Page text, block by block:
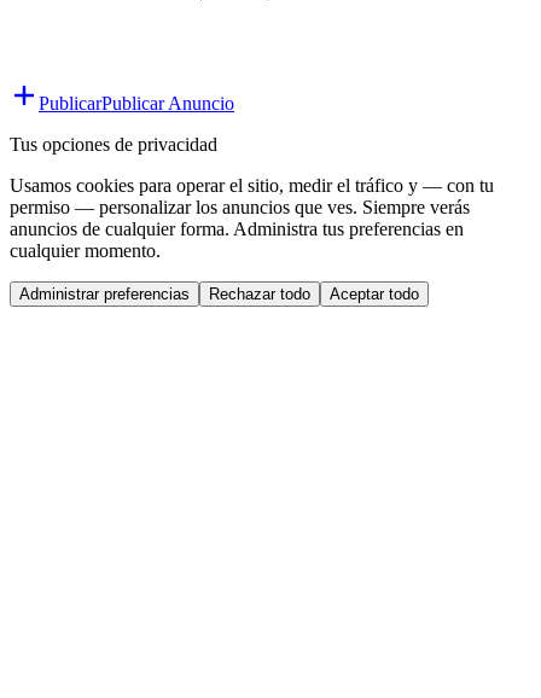
PublicarPublicar Anuncio
Tus opciones de privacidad
Usamos cookies para operar el sitio, medir el tráfico y — con tu
permiso — personalizar los anuncios que ves. Siempre verás
anuncios de cualquier forma. Administra tus preferencias en
cualquier momento.
Administrar preferencias Rechazar todo Aceptar todo